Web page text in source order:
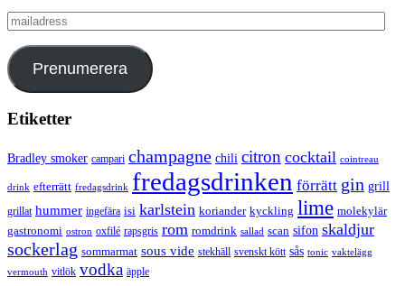
mailadress
Prenumerera
Etiketter
Bradley smoker campari champagne chili citron cocktail cointreau
drink efterrätt fredagsdrink fredagsdrinken förrätt gin grill
grillat hummer ingefära isi karlstein koriander kyckling lime molekylär
gastronomi ostron oxfilé rapsgris rom romdrink sallad scan sifon skaldjur
sockerlag sommarmat sous vide stekhäll svenskt kött sås tonic vaktelägg
vermouth vitlök vodka äpple